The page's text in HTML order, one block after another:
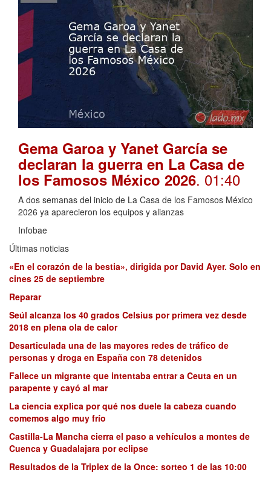
Gema Garoa y Yanet García se
declaran la guerra en La Casa de
los Famosos México 2026. 01:40
A dos semanas del inicio de La Casa de los Famosos México
2026 ya aparecieron los equipos y alianzas
Infobae
Últimas noticias
«En el corazón de la bestia», dirigida por David Ayer. Solo en
cines 25 de septiembre
Reparar
Seúl alcanza los 40 grados Celsius por primera vez desde
2018 en plena ola de calor
Desarticulada una de las mayores redes de tráfico de
personas y droga en España con 78 detenidos
Fallece un migrante que intentaba entrar a Ceuta en un
parapente y cayó al mar
La ciencia explica por qué nos duele la cabeza cuando
comemos algo muy frío
Castilla-La Mancha cierra el paso a vehículos a montes de
Cuenca y Guadalajara por eclipse
Resultados de la Triplex de la Once: sorteo 1 de las 10:00